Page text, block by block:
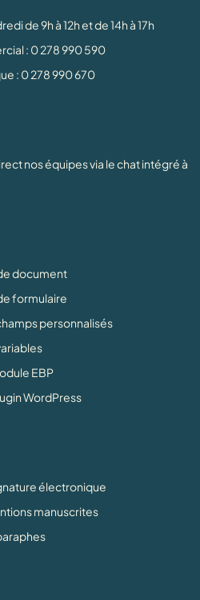
de 9h à 12h et de 14h à 17h
: 0 278 990 590
: 0 278 990 670
nos équipes via le chat intégré à
document
formulaire
personnalisés
EBP
WordPress
électronique
manuscrites